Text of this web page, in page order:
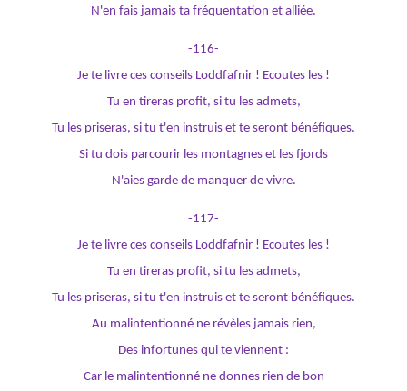
N'en fais jamais ta fréquentation et alliée.
-116-
Je te livre ces conseils Loddfafnir ! Ecoutes les !
Tu en tireras profit, si tu les admets,
Tu les priseras, si tu t'en instruis et te seront bénéfiques.
Si tu dois parcourir les montagnes et les fjords
N'aies garde de manquer de vivre.
-117-
Je te livre ces conseils Loddfafnir ! Ecoutes les !
Tu en tireras profit, si tu les admets,
Tu les priseras, si tu t'en instruis et te seront bénéfiques.
Au malintentionné ne révèles jamais rien,
Des infortunes qui te viennent :
Car le malintentionné ne donnes rien de bon